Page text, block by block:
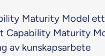
Maturity Model ett
Capability Maturity
av kunskapsarbete